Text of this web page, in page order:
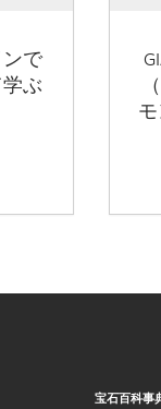
で
ぶ
宝石百科事